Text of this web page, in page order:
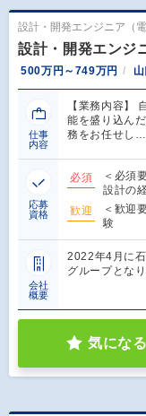
設計・開発エンジニア（電
設計・開発エンジ
500万円～749万円
仕事
内容
【業務内容】
能を盛り込ん
務をお任せし…
応募
資格
必須
＜必須
設計の
歓迎
＜歓迎
験
会社
概要
2022年4月に
グループとな
気になる